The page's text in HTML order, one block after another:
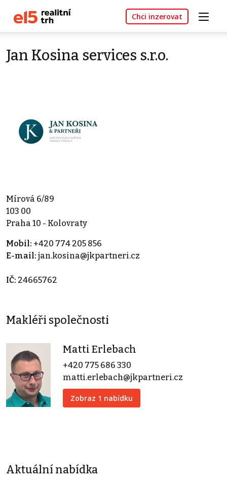
Chci inzerovat
Jan Kosina services s.r.o.
Mírová 6/89
103 00
Praha 10 - Kolovraty
Mobil: +420 774 205 856
E-mail: jan.kosina@jkpartneri.cz
IČ: 24665762
Makléři společnosti
Matti Erlebach
+420 775 686 330
matti.erlebach@jkpartneri.cz
Zobraz 1 nabídku
Aktuální nabídka